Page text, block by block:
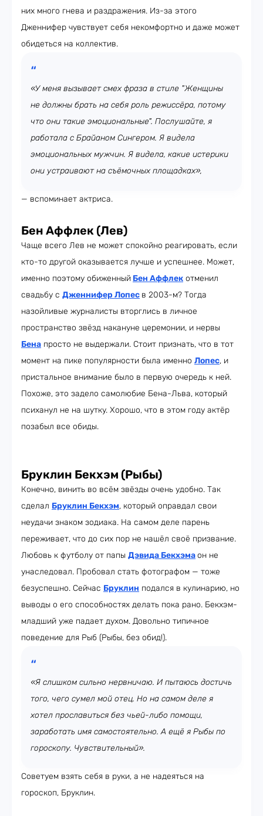
них много гнева и раздражения. Из-за этого
Дженнифер чувствует себя некомфортно и даже может
обидеться на коллектив.
«У меня вызывает смех фраза в стиле "Женщины
не должны брать на себя роль режиссёра, потому
что они такие эмоциональные". Послушайте, я
работала с Брайаном Сингером. Я видела
эмоциональных мужчин. Я видела, какие истерики
они устраивают на съёмочных площадках»,
— вспоминает актриса.
Бен Аффлек (Лев)
Чаще всего Лев не может спокойно реагировать, если
кто-то другой оказывается лучше и успешнее. Может,
именно поэтому обиженный Бен Аффлек отменил
свадьбу с Дженнифер Лопес в 2003-м? Тогда
назойливые журналисты вторглись в личное
пространство звёзд накануне церемонии, и нервы
Бена просто не выдержали. Стоит признать, что в тот
момент на пике популярности была именно Лопес, и
пристальное внимание было в первую очередь к ней.
Похоже, это задело самолюбие Бена-Льва, который
психанул не на шутку. Хорошо, что в этом году актёр
позабыл все обиды.
Бруклин Бекхэм (Рыбы)
Конечно, винить во всём звёзды очень удобно. Так
сделал Бруклин Бекхэм, который оправдал свои
неудачи знаком зодиака. На самом деле парень
переживает, что до сих пор не нашёл своё призвание.
Любовь к футболу от папы Дэвида Бекхэмаон не
унаследовал. Пробовал стать фотографом — тоже
безуспешно. Сейчас Бруклин подался в кулинарию, но
выводы о его способностях делать пока рано. Бекхэм-
младший уже падает духом. Довольно типичное
поведение для Рыб (Рыбы, без обид!).
«Я слишком сильно нервничаю. И пытаюсь достичь
того, чего сумел мой отец. Но на самом деле я
хотел прославиться без чьей-либо помощи,
заработать имя самостоятельно. А ещё я Рыбы по
гороскопу. Чувствительный».
Советуем взять себя в руки, а не надеяться на
гороскоп, Бруклин.